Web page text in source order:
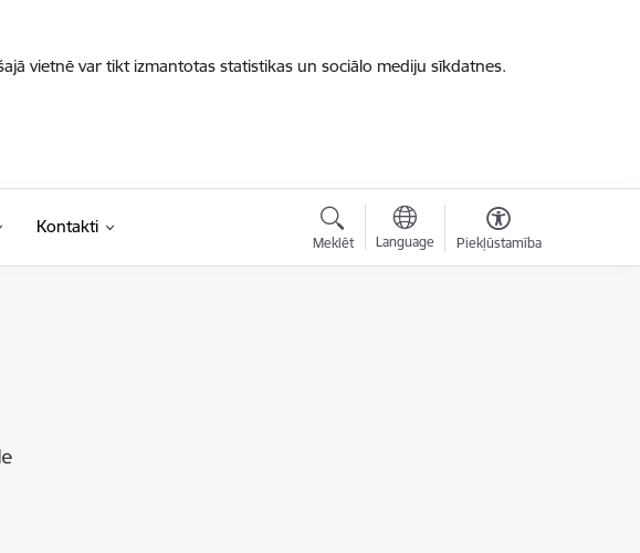
vietnē var tikt izmantotas statistikas un sociālo mediju sīkdatnes.
Kontakti
Meklēt Language Piekļūstamība